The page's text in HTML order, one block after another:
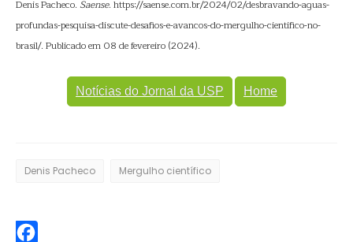
Denis Pacheco. Saense. https://saense.com.br/2024/02/desbravando-aguas-
profundas-pesquisa-discute-desafios-e-avancos-do-mergulho-cientifico-no-
brasil/. Publicado em 08 de fevereiro (2024).
Notícias do Jornal da USP Home
Denis Pacheco Mergulho científico